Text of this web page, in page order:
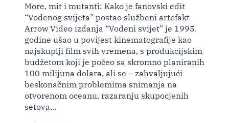
More, mit i mutanti: Kako je fanovski edit
“Vodenog svijeta” postao službeni artefakt
Arrow Video izdanja “Vodeni svijet” je 1995.
godine ušao u povijest kinematografije kao
najskuplji film svih vremena, s produkcijskim
budžetom koji je počeo sa skromno planiranih
100 milijuna dolara, ali se – zahvaljujući
beskonačnim problemima snimanja na
otvorenom oceanu, razaranju skupocjenih
setova…